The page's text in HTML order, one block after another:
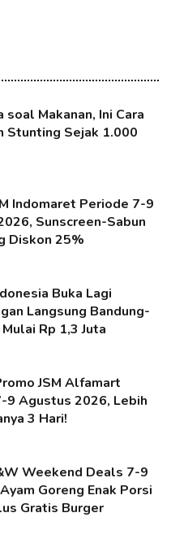
soal Makanan, Ini Cara
Stunting Sejak 1.000
Indomaret Periode 7-9
Sunscreen-Sabun
Diskon 25%
Buka Lagi
Langsung Bandung-
Rp 1,3 Juta
JSM Alfamart
9 Agustus 2026, Lebih
3 Hari!
Weekend Deals 7-9
Goreng Enak Porsi
Gratis Burger